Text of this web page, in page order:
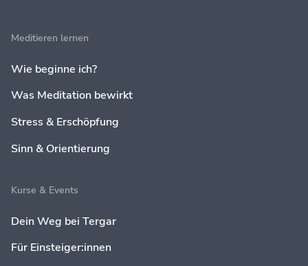
Meditieren lernen
Wie beginne ich?
Was Meditation bewirkt
Stress & Erschöpfung
Sinn & Orientierung
Kurse & Events
Dein Weg bei Tergar
Für Einsteiger:innen